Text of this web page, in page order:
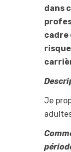
dans
cadre
Je